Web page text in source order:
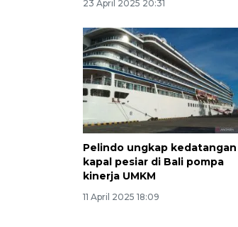
23 April 2025 20:31
Pelindo ungkap kedatangan
kapal pesiar di Bali pompa
kinerja UMKM
11 April 2025 18:09